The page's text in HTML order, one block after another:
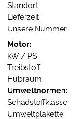
Standort
Lieferzeit
Unsere Nummer
Motor:
kW / PS
Treibstoff
Hubraum
Umweltnormen:
Schadstoffklasse
Umweltplakette